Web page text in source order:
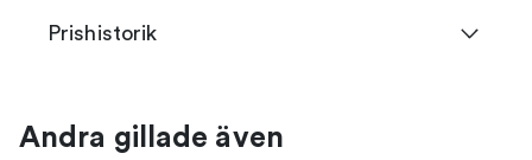
Prishistorik
Andra gillade även